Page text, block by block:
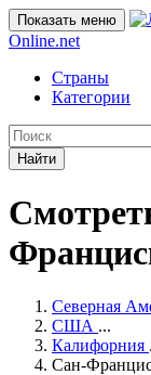
Показать меню
Online.net
Страны
Категории
Найти
Северная
США ...
Калифорния
Сан-